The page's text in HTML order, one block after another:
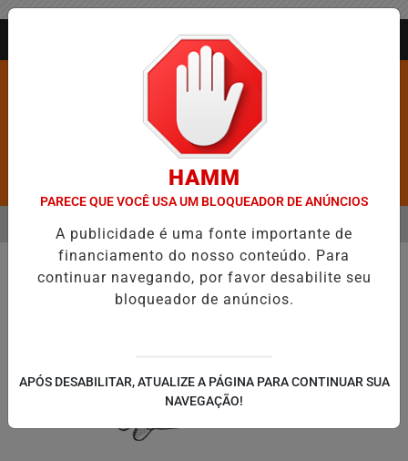
Pesquisar Notícia
EVANGÉLICO EM JEQUIÉ E REFORÇA PROGRAMAÇÃO COM
EM ALTA
MENU
HAMM
PARECE QUE VOCÊ USA UM BLOQUEADOR DE ANÚNCIOS
A publicidade é uma fonte importante de
financiamento do nosso conteúdo. Para
continuar navegando, por favor desabilite seu
bloqueador de anúncios.
APÓS DESABILITAR, ATUALIZE A PÁGINA PARA CONTINUAR SUA
NAVEGAÇÃO!